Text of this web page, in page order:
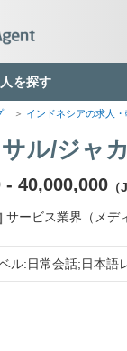
を探す
インドネシアの求人
ル/ジャカ
- 40,000,000
サービス業界（メデ
ル:日常会話;日本語